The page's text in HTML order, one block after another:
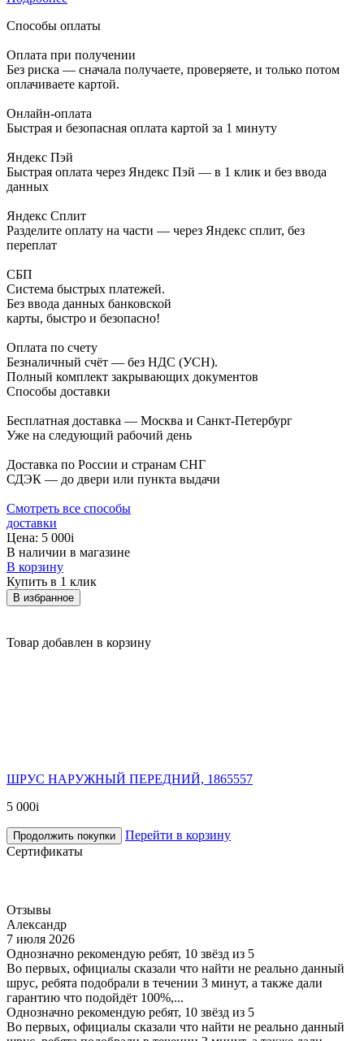
Способы оплаты
Оплата при получении
Без риска — сначала получаете, проверяете, и только потом
оплачиваете картой.
Онлайн-оплата
Быстрая и безопасная оплата картой за 1 минуту
Яндекс Пэй
Быстрая оплата через Яндекс Пэй — в 1 клик и без ввода
данных
Яндекс Сплит
Разделите оплату на части — через Яндекс сплит, без
переплат
СБП
Система быстрых платежей.
Без ввода данных банковской
карты, быстро и безопасно!
Оплата по счету
Безналичный счёт — без НДС (УСН).
Полный комплект закрывающих документов
Способы доставки
Бесплатная доставка — Москва и Санкт-Петербург
Уже на следующий рабочий день
Доставка по России и странам СНГ
СДЭК — до двери или пункта выдачи
Смотреть все способы
доставки
Цена: 5 000i
В наличии в магазине
В корзину
Купить в 1 клик
В избранное
Товар добавлен в корзину
ШРУС НАРУЖНЫЙ ПЕРЕДНИЙ, 1865557
5 000i
Продолжить покупки
Перейти в корзину
Сертификаты
Отзывы
Александр
7 июля 2026
Однозначно рекомендую ребят, 10 звёзд из 5
Во первых, официалы сказали что найти не реально данный
шрус, ребята подобрали в течении 3 минут, а также дали
гарантию что подойдёт 100%,...
Однозначно рекомендую ребят, 10 звёзд из 5
Во первых, официалы сказали что найти не реально данный